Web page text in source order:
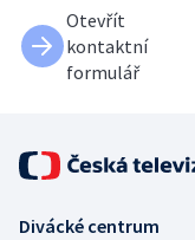
Otevřít
kontaktní
formulář
Divácké centrum